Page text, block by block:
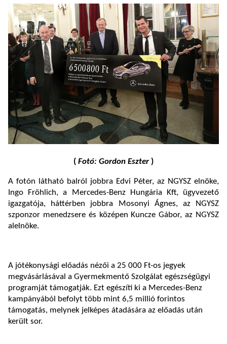
( Fotó: Gordon Eszter )
A fotón látható balról jobbra Edvi Péter, az NGYSZ elnöke,
Ingo Fröhlich, a Mercedes-Benz Hungária Kft, ügyvezető
igazgatója, háttérben jobbra Mosonyi Ágnes, az NGYSZ
szponzor menedzsere és középen Kuncze Gábor, az NGYSZ
alelnöke.
A jótékonysági előadás nézői a 25 000 Ft-os jegyek
megvásárlásával a Gyermekmentő Szolgálat egészségügyi
programját támogatják. Ezt egészíti ki a Mercedes-Benz
kampányából befolyt több mint 6,5 millió forintos
támogatás, melynek jelképes átadására az előadás után
került sor.